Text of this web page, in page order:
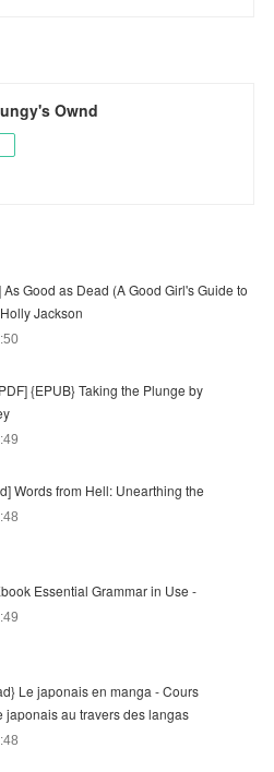
Ownd
Good as Dead (A Good Girl's Guide to
Jackson
{EPUB} Taking the Plunge by
Words from Hell: Unearthing the
Essential Grammar in Use -
Le japonais en manga - Cours
japonais au travers des langas